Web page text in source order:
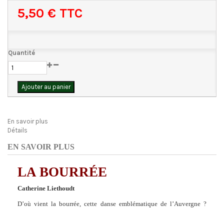
5,50 € TTC
Quantité
Ajouter au panier
En savoir plus
Détails
EN SAVOIR PLUS
LA BOURRÉE
Catherine Liethoudt
D’où vient la bourrée, cette danse emblématique de l’Auvergne ?